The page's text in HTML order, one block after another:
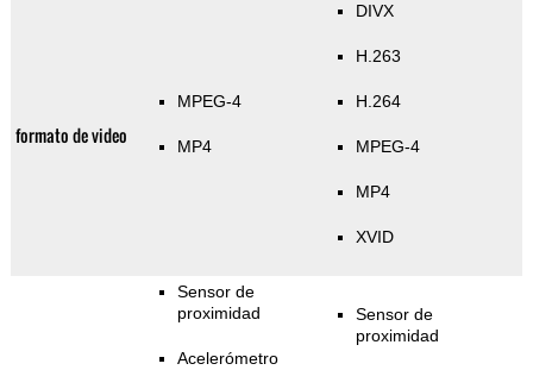
formato de video
MPEG-4
MP4
DIVX
H.263
H.264
MPEG-4
MP4
XVID
Sensor de
proximidad
Acelerómetro
Sensor de
proximidad